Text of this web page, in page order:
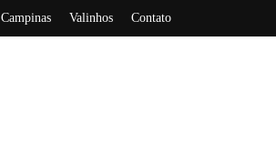
Campinas Valinhos Contato